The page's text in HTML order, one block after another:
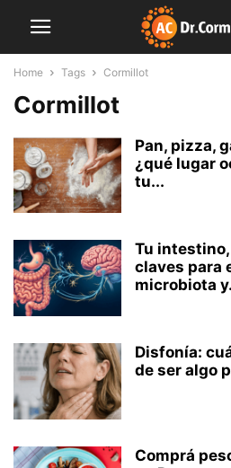
Home Tags Cormillot
Cormillot
Pan, pizza,
¿qué lugar
tu...
Tu
claves para
microbiota
Disfonía:
de ser algo
Comprá